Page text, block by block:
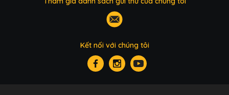
Kết nối với chúng tôi